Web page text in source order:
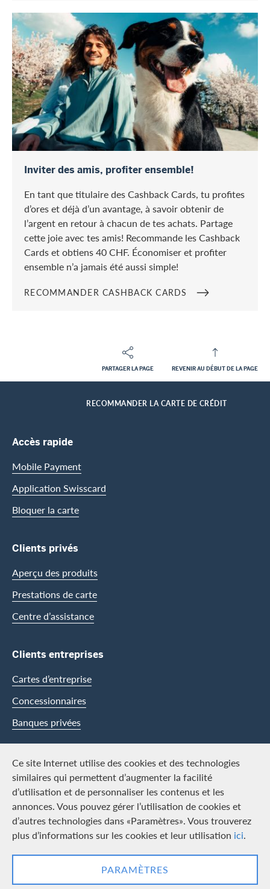
Ce site Internet utilise des cookies et des technologies
similaires qui permettent d’augmenter la facilité
d’utilisation et de personnaliser les contenus et les
annonces. Vous pouvez gérer l’utilisation de cookies et
d’autres technologies dans «Paramètres». Vous trouverez
plus d’informations sur les cookies et leur utilisation ici.
PARAMÈTRES
Recommander Cashback Cards
Inviter des amis, profiter ensemble!
En tant que titulaire des Cashback Cards, tu profites
d’ores et déjà d’un avantage, à savoir obtenir de
l’argent en retour à chacun de tes achats. Partage
cette joie avec tes amis! Recommande les Cashback
Cards et obtiens 40 CHF. Économiser et profiter
ensemble n’a jamais été aussi simple!
RECOMMANDER CASHBACK CARDS
PARTAGER LA PAGE REVENIR AU DÉBUT DE LA PAGE
Footer
RECOMMANDER LA CARTE DE CRÉDIT
Footer Navigation
Accès rapide
Mobile Payment
Application Swisscard
Bloquer la carte
Clients privés
Aperçu des produits
Prestations de carte
Centre d’assistance
Clients entreprises
Cartes d’entreprise
Concessionnaires
Banques privées
Swisscard
Carrière
Offres d’emploi
Média
LinkedInFacebook